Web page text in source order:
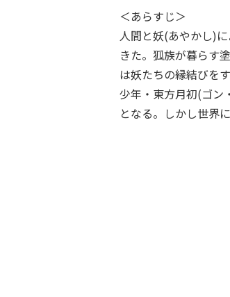
＜あらすじ＞
人間と妖(あやかし)
きた。狐族が暮らす
は妖たちの縁結びを
少年・東方月初(ゴン
となる。しかし世界